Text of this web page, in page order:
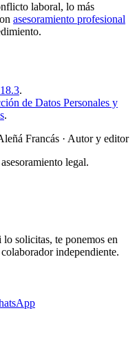
laboral, lo más
asesoramiento profesional
.
de Datos Personales y
.
Francás · Autor y editor
legal.
solicitas, te ponemos en
independiente.